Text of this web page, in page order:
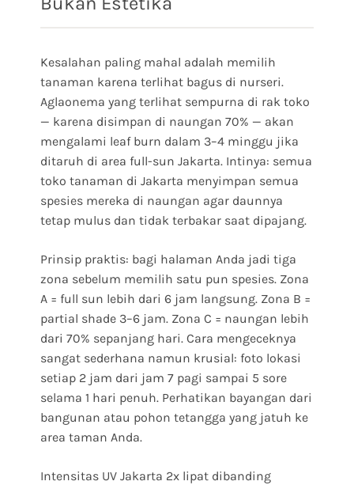
Kesalahan paling mahal adalah memilih
tanaman karena terlihat bagus di nurseri.
Aglaonema yang terlihat sempurna di rak toko
— karena disimpan di naungan 70% — akan
mengalami leaf burn dalam 3–4 minggu jika
ditaruh di area full-sun Jakarta. Intinya: semua
toko tanaman di Jakarta menyimpan semua
spesies mereka di naungan agar daunnya
tetap mulus dan tidak terbakar saat dipajang.
Prinsip praktis: bagi halaman Anda jadi tiga
zona sebelum memilih satu pun spesies. Zona
A = full sun lebih dari 6 jam langsung. Zona B =
partial shade 3–6 jam. Zona C = naungan lebih
dari 70% sepanjang hari. Cara mengeceknya
sangat sederhana namun krusial: foto lokasi
setiap 2 jam dari jam 7 pagi sampai 5 sore
selama 1 hari penuh. Perhatikan bayangan dari
bangunan atau pohon tetangga yang jatuh ke
area taman Anda.
Intensitas UV Jakarta 2x lipat dibanding